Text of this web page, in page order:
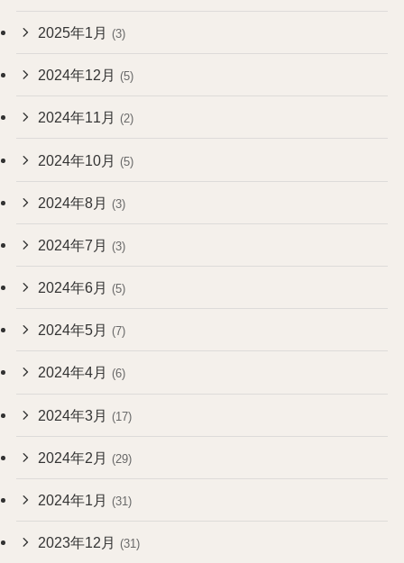
2025年1月 (3)
2024年12月 (5)
2024年11月 (2)
2024年10月 (5)
2024年8月 (3)
2024年7月 (3)
2024年6月 (5)
2024年5月 (7)
2024年4月 (6)
2024年3月 (17)
2024年2月 (29)
2024年1月 (31)
2023年12月 (31)